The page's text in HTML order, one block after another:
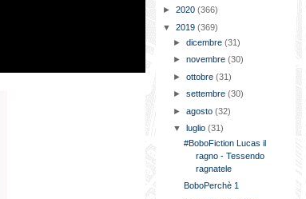
► 2020 (366)
▼ 2019 (369)
►dicembre(31)
►novembre(30)
►ottobre(31)
►settembre(30)
►agosto(32)
▼luglio(31)
#BoboFiction Lucas il
ragno - Tessendo
ragnatele
BoboPerchè 1